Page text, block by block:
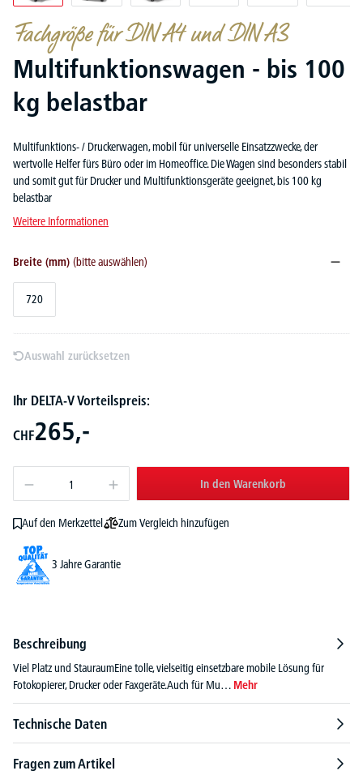
Fachgröße für DIN A4 und DIN A3
Multifunktionswagen - bis 100
kg belastbar
Multifunktions- / Druckerwagen, mobil für universelle Einsatzzwecke, der
wertvolle Helfer fürs Büro oder im Homeoffice. Die Wagen sind besonders stabil
und somit gut für Drucker und Multifunktionsgeräte geeignet, bis 100 kg
belastbar
Weitere Informationen
Breite (mm) (bitte auswählen)
720
Auswahl zurücksetzen
Ihr DELTA-V Vorteilspreis:
CHF265,-
In den Warenkorb
Auf den Merkzettel Zum Vergleich hinzufügen
3 Jahre Garantie
Beschreibung
Viel Platz und StauraumEine tolle, vielseitig einsetzbare mobile Lösung für
Fotokopierer, Drucker oder Faxgeräte.Auch für Mu… Mehr
Technische Daten
Fragen zum Artikel